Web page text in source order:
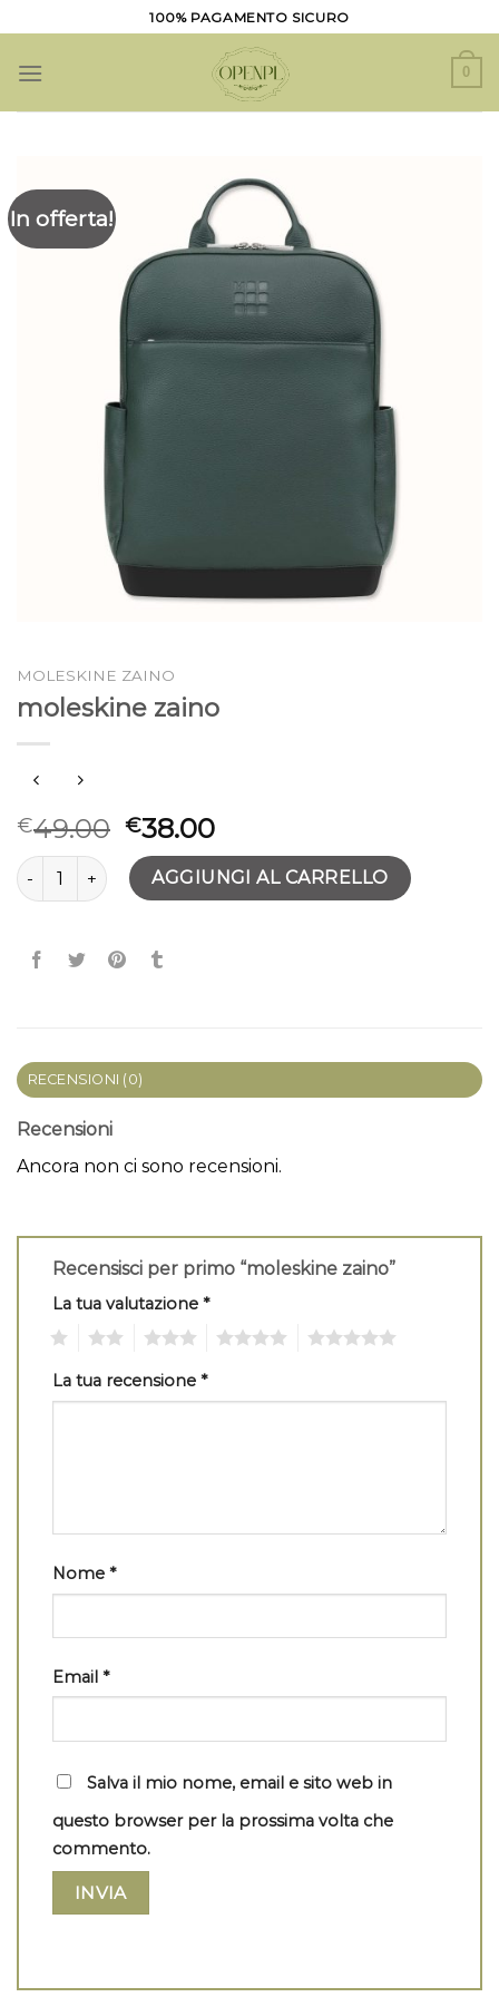
ai
contenuti
100% PAGAMENTO SICURO
0
In offerta!
MOLESKINE ZAINO
moleskine zaino
€49.00 €38.00
moleskine zaino quantitàAGGIUNGI AL CARRELLO
RECENSIONI (0)
Recensioni
Ancora non ci sono recensioni.
Recensisci per primo “moleskine zaino”
La tua valutazione *
La tua recensione *
Nome *
Email *
Salva il mio nome, email e sito web in
questo browser per la prossima volta che
commento.